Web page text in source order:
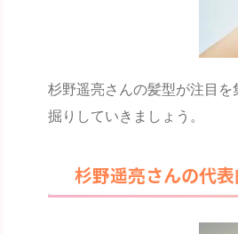
杉野遥亮さんの髪型が注目
掘りしていきましょう。
杉野遥亮さんの代